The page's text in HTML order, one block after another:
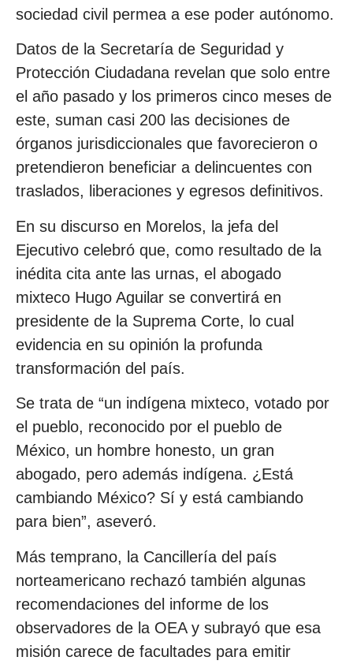
sociedad civil permea a ese poder autónomo.
Datos de la Secretaría de Seguridad y
Protección Ciudadana revelan que solo entre
el año pasado y los primeros cinco meses de
este, suman casi 200 las decisiones de
órganos jurisdiccionales que favorecieron o
pretendieron beneficiar a delincuentes con
traslados, liberaciones y egresos definitivos.
En su discurso en Morelos, la jefa del
Ejecutivo celebró que, como resultado de la
inédita cita ante las urnas, el abogado
mixteco Hugo Aguilar se convertirá en
presidente de la Suprema Corte, lo cual
evidencia en su opinión la profunda
transformación del país.
Se trata de “un indígena mixteco, votado por
el pueblo, reconocido por el pueblo de
México, un hombre honesto, un gran
abogado, pero además indígena. ¿Está
cambiando México? Sí y está cambiando
para bien”, aseveró.
Más temprano, la Cancillería del país
norteamericano rechazó también algunas
recomendaciones del informe de los
observadores de la OEA y subrayó que esa
misión carece de facultades para emitir